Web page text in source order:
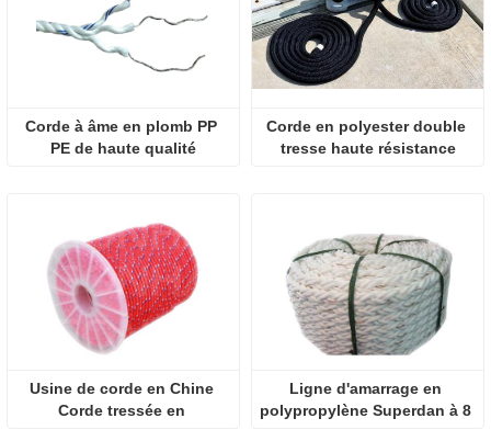
Corde à âme en plomb PP
PE de haute qualité
Corde en polyester double
tresse haute résistance
Usine de corde en Chine
Corde tressée en
Ligne d'amarrage en
polypropylène Superdan à 8